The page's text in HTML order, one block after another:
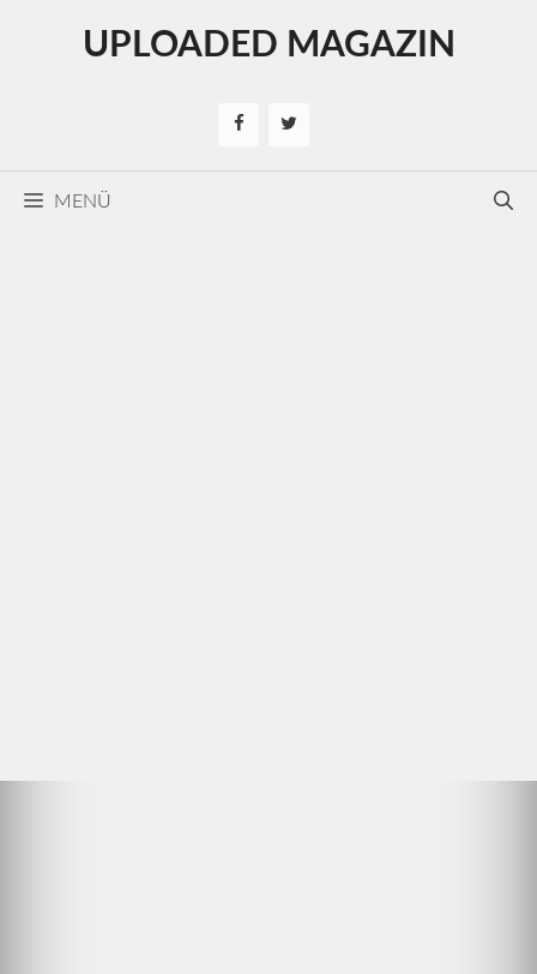
UPLOADED MAGAZIN
MENÜ